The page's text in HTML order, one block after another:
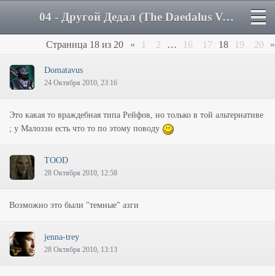
04 - Другой Дедал (The Daedalus Variations) - Страница 18 - Форум
Страница 18 из 20 « 1 2 … 16 17 18 19 20 »
Domatavus
24 Октября 2010, 23:16
Это какая то враждебная типа Рейфов, но только в той альтернативе
; у Малоззи есть что то по этому поводу
TOOD
28 Октября 2010, 12:58
Возможно это были "темные" азги
jenna-trey
28 Октября 2010, 13:13